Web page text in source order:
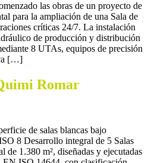
las obras de un proyecto de
para la ampliación de una Sala de
críticas 24/7. La instalación
de producción y distribución
8 UTAs, equipos de precisión
[…]
Romar
de salas blancas bajo
8 Desarrollo integral de 5 Salas
de 1.380 m², diseñadas y ejecutadas